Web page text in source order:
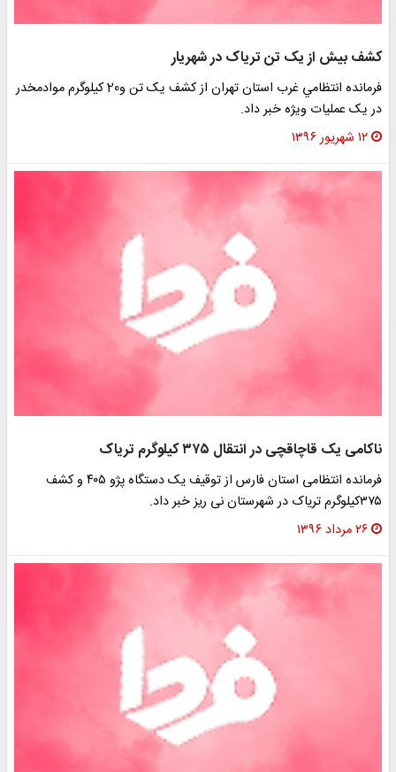
کشف بیش از يک تن تریاک در شهریار
فرمانده انتظامي غرب استان تهران از کشف يک تن و20 کيلوگرم موادمخدر
در يک عمليات ويژه خبر داد.
۱۲ شهریور ۱۳۹۶
ناکامی یک قاچاقچی در انتقال ۳۷۵ کیلوگرم تریاک
فرمانده انتظامی استان فارس از توقیف یک دستگاه پژو ۴۰۵ و کشف
۳۷۵کیلوگرم تریاک در شهرستان نی ریز خبر داد.
۲۶ مرداد ۱۳۹۶